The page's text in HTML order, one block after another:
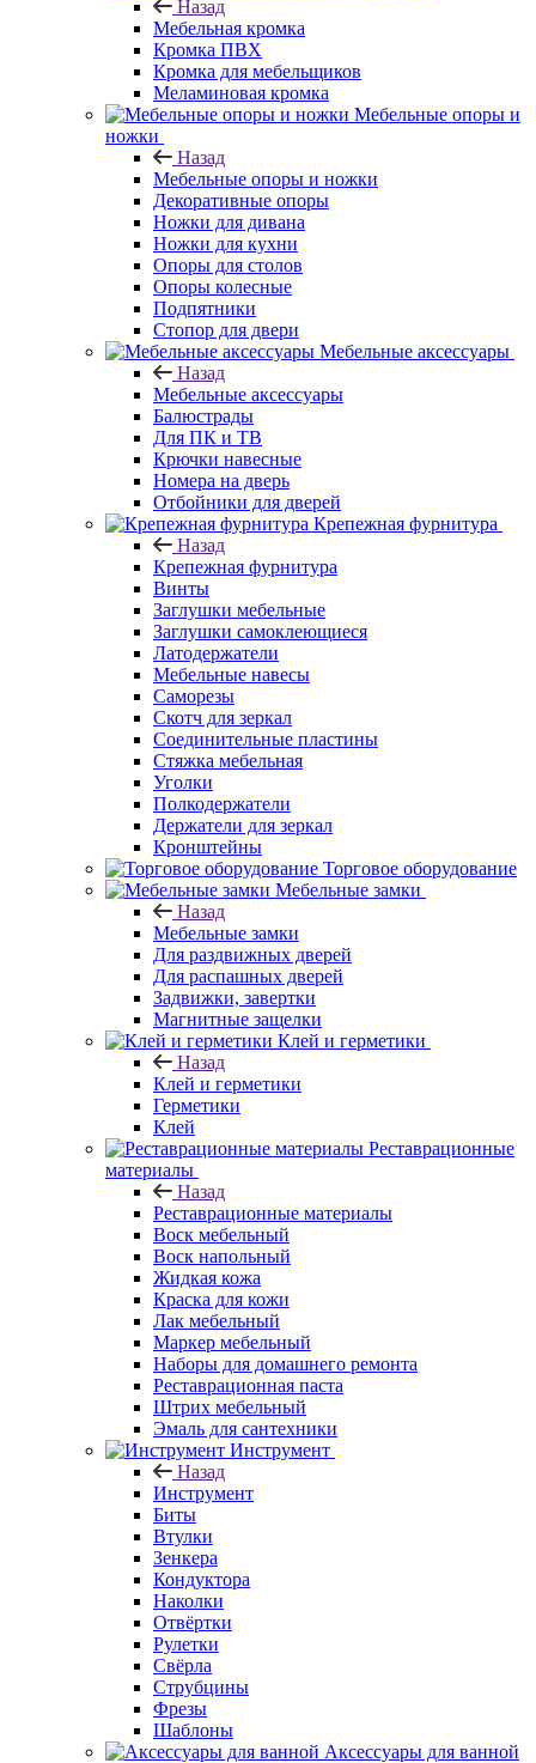
Назад
Мебельная кромка
Кромка ПВХ
Кромка для мебельщиков
Меламиновая кромка
Мебельные опоры и
ножки
Назад
Мебельные опоры и ножки
Декоративные опоры
Ножки для дивана
Ножки для кухни
Опоры для столов
Опоры колесные
Подпятники
Стопор для двери
Мебельные аксессуары
Назад
Мебельные аксессуары
Балюстрады
Для ПК и ТВ
Крючки навесные
Номера на дверь
Отбойники для дверей
Крепежная фурнитура
Назад
Крепежная фурнитура
Винты
Заглушки мебельные
Заглушки самоклеющиеся
Латодержатели
Мебельные навесы
Саморезы
Скотч для зеркал
Соединительные пластины
Стяжка мебельная
Уголки
Полкодержатели
Держатели для зеркал
Кронштейны
Торговое оборудование
Мебельные замки
Назад
Мебельные замки
Для раздвижных дверей
Для распашных дверей
Задвижки, завертки
Магнитные защелки
Клей и герметики
Назад
Клей и герметики
Герметики
Клей
Реставрационные
материалы
Назад
Реставрационные материалы
Воск мебельный
Воск напольный
Жидкая кожа
Краска для кожи
Лак мебельный
Маркер мебельный
Наборы для домашнего ремонта
Реставрационная паста
Штрих мебельный
Эмаль для сантехники
Инструмент
Назад
Инструмент
Биты
Втулки
Зенкера
Кондуктора
Наколки
Отвёртки
Рулетки
Свёрла
Струбцины
Фрезы
Шаблоны
Аксессуары для ванной